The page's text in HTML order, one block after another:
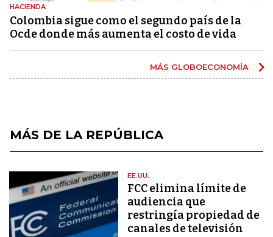
HACIENDA
Colombia sigue como el segundo país de la
Ocde donde más aumenta el costo de vida
MÁS GLOBOECONOMÍA
MÁS DE LA REPÚBLICA
EE.UU.
FCC elimina límite de
audiencia que
restringía propiedad de
canales de televisión